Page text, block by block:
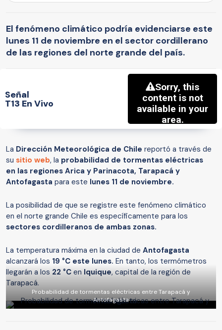
El fenómeno climático podría evidenciarse este
lunes 11 de noviembre en el sector cordillerano
de las regiones del norte grande del país.
Señal
T13 En Vivo
La Dirección Meteorológica de Chile reportó a través de
su sitio web, la probabilidad de tormentas eléctricas
en las regiones Arica y Parinacota, Tarapacá y
Antofagasta para este lunes 11 de noviembre.
La posibilidad de que se registre este fenómeno climático
en el norte grande Chile es específicamente para los
sectores cordilleranos de ambas zonas.
La temperatura máxima en la ciudad de Antofagasta
alcanzará los 19 °C este lunes. En tanto, los termómetros
llegarán a los 22 °C en Iquique, capital de la región de
Tarapacá.
Probabilidad de tormentas eléctricas entre Tarapacá y
Antofagasta